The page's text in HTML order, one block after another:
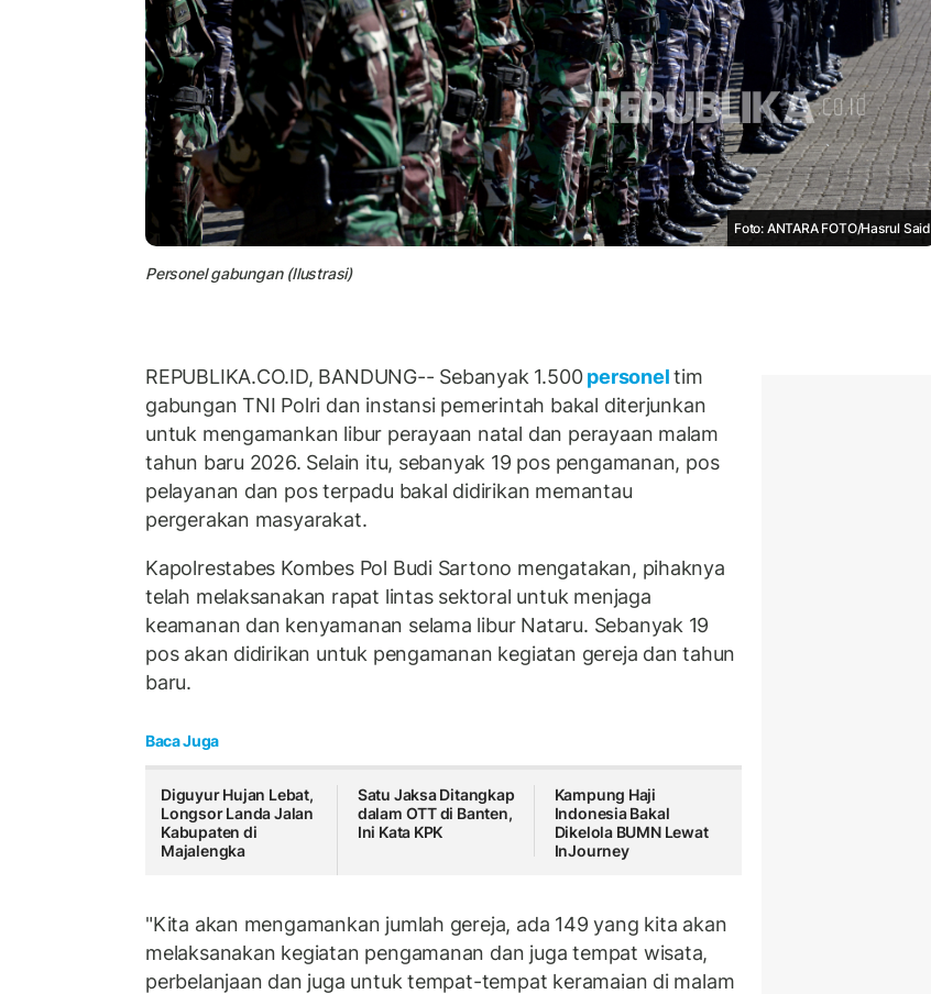
Foto: ANTARA FOTO/Hasrul Said
Personel gabungan (Ilustrasi)
REPUBLIKA.CO.ID, BANDUNG-- Sebanyak 1.500personeltim
gabungan TNI Polri dan instansi pemerintah bakal diterjunkan
untuk mengamankan libur perayaan natal dan perayaan malam
tahun baru 2026. Selain itu, sebanyak 19 pos pengamanan, pos
pelayanan dan pos terpadu bakal didirikan memantau
pergerakan masyarakat.
Kapolrestabes Kombes Pol Budi Sartono mengatakan, pihaknya
telah melaksanakan rapat lintas sektoral untuk menjaga
keamanan dan kenyamanan selama libur Nataru. Sebanyak 19
pos akan didirikan untuk pengamanan kegiatan gereja dan tahun
baru.
Baca Juga
Diguyur Hujan Lebat,
Longsor Landa Jalan
Kabupaten di
Majalengka
Satu Jaksa Ditangkap
dalam OTT di Banten,
Ini Kata KPK
Kampung Haji
Indonesia Bakal
Dikelola BUMN Lewat
InJourney
"Kita akan mengamankan jumlah gereja, ada 149 yang kita akan
melaksanakan kegiatan pengamanan dan juga tempat wisata,
perbelanjaan dan juga untuk tempat-tempat keramaian di malam